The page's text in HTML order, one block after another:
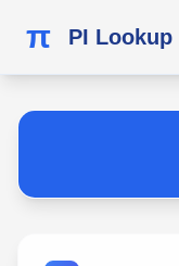
π PI Lookup